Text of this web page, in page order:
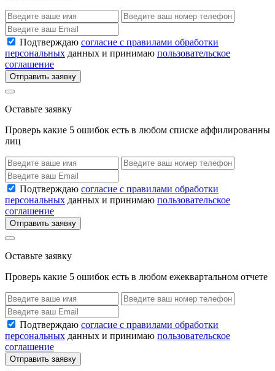
Подтверждаю согласие с правилами обработки
персональных данных и принимаю пользовательское
соглашение
Отправить заявку
Оставьте заявку
Проверь какие 5 ошибок есть в любом списке аффилированны
лиц
Подтверждаю согласие с правилами обработки
персональных данных и принимаю пользовательское
соглашение
Отправить заявку
Оставьте заявку
Проверь какие 5 ошибок есть в любом ежеквартальном отчете
Подтверждаю согласие с правилами обработки
персональных данных и принимаю пользовательское
соглашение
Отправить заявку